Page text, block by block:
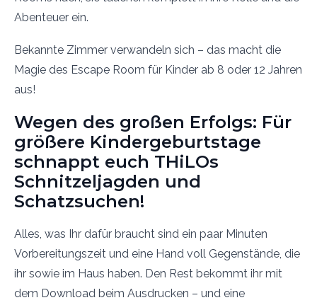
Abenteuer ein.
Bekannte Zimmer verwandeln sich – das macht die
Magie des Escape Room für Kinder ab 8 oder 12 Jahren
aus!
Wegen des großen Erfolgs: Für
größere Kindergeburtstage
schnappt euch THiLOs
Schnitzeljagden und
Schatzsuchen!
Alles, was Ihr dafür braucht sind ein paar Minuten
Vorbereitungszeit und eine Hand voll Gegenstände, die
ihr sowie im Haus haben. Den Rest bekommt ihr mit
dem Download beim Ausdrucken – und eine